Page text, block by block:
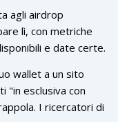
agli airdrop
lì, con metriche
e date certe.
zero menzioni di
linee guida
richiede il
wallet a un sito
"in esclusiva con
I ricercatori di